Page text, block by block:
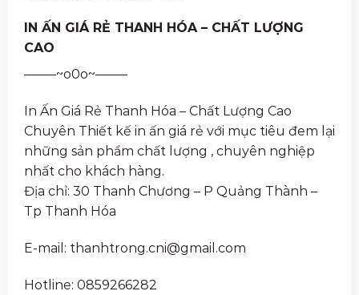
IN ẤN GIÁ RẺ THANH HÓA – CHẤT LƯỢNG
CAO
——–~o0o~——–
In Ấn Giá Rẻ Thanh Hóa – Chất Lượng Cao
Chuyên Thiết kế in ấn giá rẻ với mục tiêu đem lại
những sản phẩm chất lượng , chuyên nghiệp
nhất cho khách hàng.
Địa chỉ: 30 Thanh Chương – P Quảng Thành –
Tp Thanh Hóa
E-mail: thanhtrong.cni@gmail.com
Hotline: 0859266282